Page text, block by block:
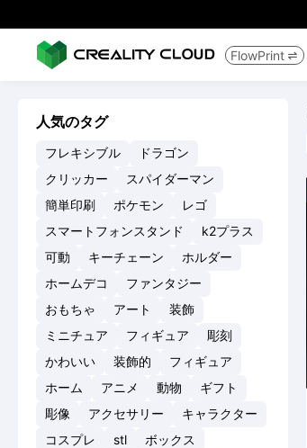
FlowPrint 
人気のタグ
フレキシブル
ドラゴン
クリッカー
スパイダーマン
簡単印刷
ポケモン
レゴ
スマートフォンスタンド
k2プラス
可動
キーチェーン
ホルダー
ホームデコ
ファンタジー
おもちゃ
アート
装飾
ミニチュア
フィギュア
彫刻
かわいい
装飾的
フィギュア
ホーム
アニメ 動物
ギフト
彫像
アクセサリー
キャラクター
コスプレ
stl
ボックス